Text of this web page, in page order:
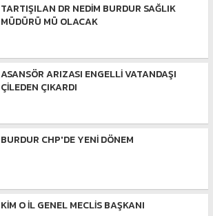
TARTIŞILAN DR NEDİM BURDUR SAĞLIK
MÜDÜRÜ MÜ OLACAK
ASANSÖR ARIZASI ENGELLİ VATANDAŞI
ÇİLEDEN ÇIKARDI
BURDUR CHP'DE YENİ DÖNEM
KİM O İL GENEL MECLİS BAŞKANI